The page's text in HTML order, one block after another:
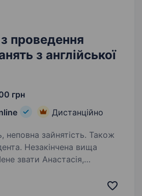
проведення
з англійської
грн
Дистанційно
неповна зайнятість. Також
Незакінчена вища
AntiSchool. Ми набираємо